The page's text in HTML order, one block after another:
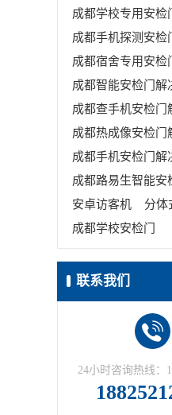
成都学校专用安检
成都手机探测安检
成都宿舍专用安检
成都智能安检门解
成都查手机安检门
成都热成像安检门
成都手机安检门解
成都路易生智能安
安卓访客机
分体
成都学校安检门
联系我们
24小时咨询热线：